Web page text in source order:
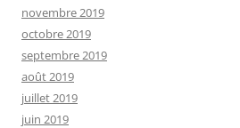
novembre 2019
octobre 2019
septembre 2019
août 2019
juillet 2019
juin 2019